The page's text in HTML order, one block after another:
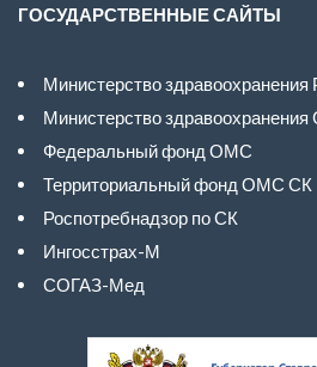
ГОСУДАРСТВЕННЫЕ САЙТЫ
Министерство
Министерство здравоохранения
Федеральный фонд ОМС
Территориальный фонд ОМС СК
Роспотребнадзор по СК
Ингосстрах-М
СОГАЗ-Мед